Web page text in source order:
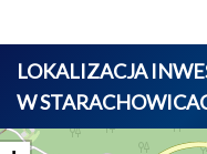
LOKALIZACJA
W